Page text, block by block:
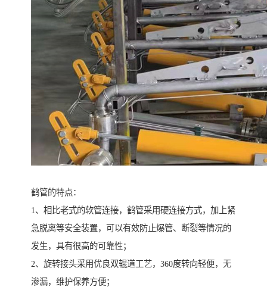
鹤管的特点：
1、相比老式的软管连接，鹤管采用硬连接方式，加上紧
急脱离等安全装置，可以有效防止爆管、断裂等情况的
发生，具有很高的可靠性；
2、旋转接头采用优良双辊道工艺，360度转向轻便，无
渗漏，维护保养方便；